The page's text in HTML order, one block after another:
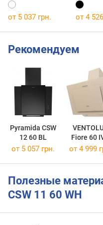
от 5 037 грн. от 4
Рекомендуем
Pyramida CSW
12 60 BL
Fiore 60
700 PB
от 5 057 грн. от 4 999
Полезные
CSW 11 60 WH